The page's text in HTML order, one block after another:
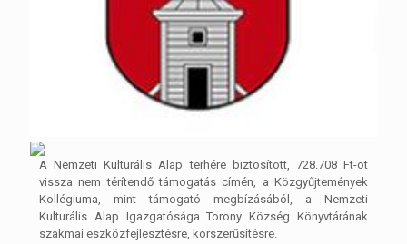
A Nemzeti Kulturális Alap terhére biztosított, 728.708 Ft-ot
vissza nem térítendő támogatás címén, a Közgyűjtemények
Kollégiuma, mint támogató megbízásából, a Nemzeti
Kulturális Alap Igazgatósága Torony Község Könyvtárának
szakmai eszközfejlesztésre, korszerűsítésre.